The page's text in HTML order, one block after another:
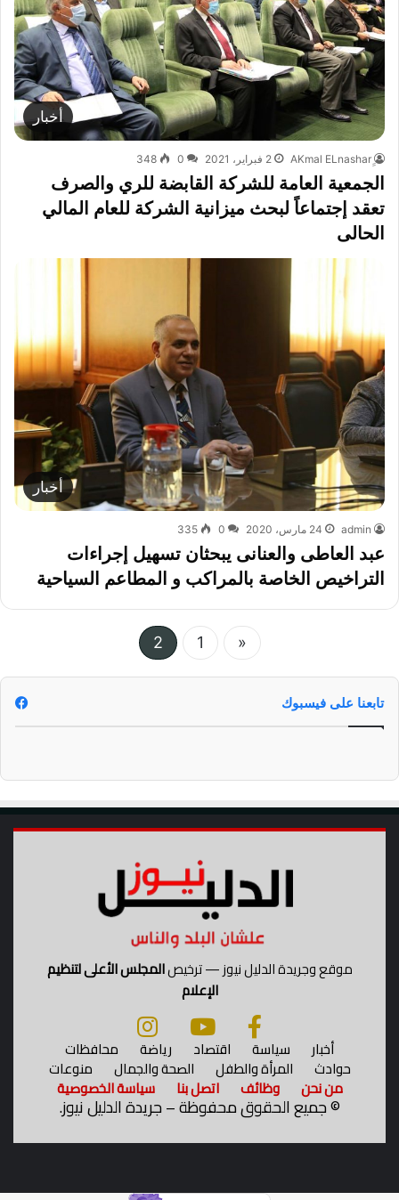
أخبار
2 فبراير، 2021 0
348
الجمعية العامة للشركة القابضة للري والصرف
تعقد إجتماعاً لبحث ميزانية الشركة للعام المالي
الحالى
أخبار
admin 24 مارس، 2020 0
335
عبد العاطى والعنانى يبحثان تسهيل إجراءات
التراخيص الخاصة بالمراكب و المطاعم السياحية
«
1
2
تابعنا على فيسبوك
موقع وجريدة الدليل نيوز — ترخيصالمجلس الأعلى لتنظيم
الإعلام
أخبار سياسة اقتصاد رياضة محافظات
حوادث المرأة والطفل الصحة والجمال منوعات
من نحن وظائف اتصل بنا سياسة الخصوصية
©جميع الحقوق محفوظة – جريدة الدليل نيوز.